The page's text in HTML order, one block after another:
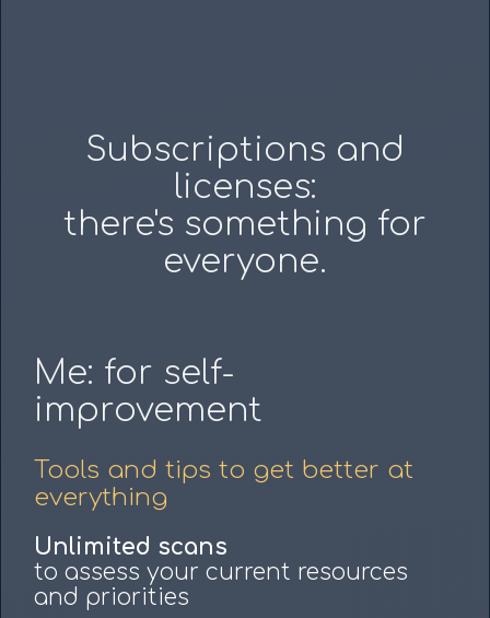
Subscriptions and
licenses:
there's something for
everyone.
Me: for self-
improvement
Tools and tips to get better at
everything
Unlimited scans
to assess your current resources
and priorities